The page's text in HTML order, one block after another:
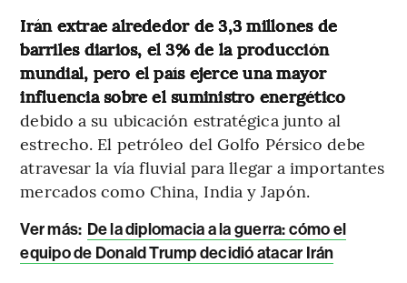
Irán extrae alrededor de 3,3 millones de
barriles diarios, el 3% de la producción
mundial, pero el país ejerce una mayor
influencia sobre el suministro energético
debido a su ubicación estratégica junto al
estrecho. El petróleo del Golfo Pérsico debe
atravesar la vía fluvial para llegar a importantes
mercados como China, India y Japón.
Ver más: De la diplomacia a la guerra: cómo el
equipo de Donald Trump decidió atacar Irán